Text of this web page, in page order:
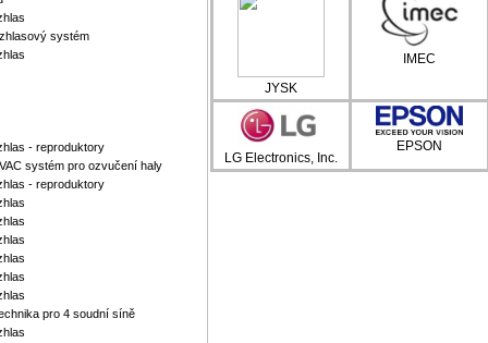
systém
- reproduktory
systém pro ozvučení haly
- reproduktory
pro 4 soudní síně
JYSK
IMEC
LG Electronics, Inc.
EPSON